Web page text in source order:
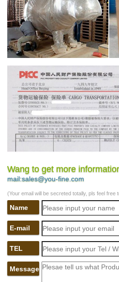
Wang to get more
mail:sales@you-fine.com
(Your email will be secreted totally, pls feel free
Name
E-mail
TEL
Message